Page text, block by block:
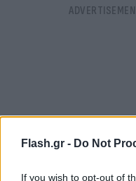
Flash.gr - Do Not
If you wish to opt-out of